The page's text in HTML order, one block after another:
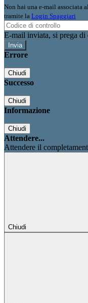
Non hai una e-mail associata
tramite la Login Spaggiari
E-mail inviata, si prega di
Errore
Chiudi
Successo
Chiudi
Informazione
Chiudi
Attendere...
Attendere il
Chiudi